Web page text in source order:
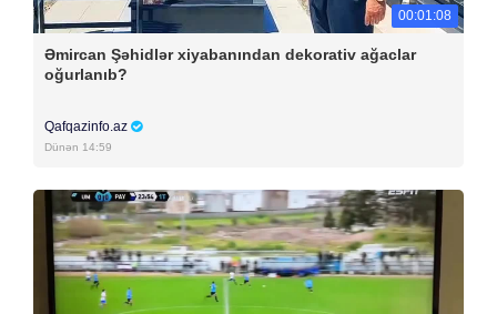
00:01:08
Əmircan Şəhidlər xiyabanından dekorativ ağaclar
oğurlanıb?
Qafqazinfo.az
Dünən 14:59